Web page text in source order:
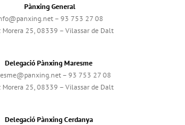
Pànxing General
– 93 753 27 08
Morera 25, 08339 – Vilassar de Dalt
Delegació Pànxing Maresme
– 93 753 27 08
Morera 25, 08339 – Vilassar de Dalt
Delegació Pànxing Cerdanya